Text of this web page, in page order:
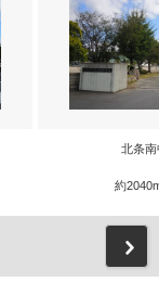
北条南
約